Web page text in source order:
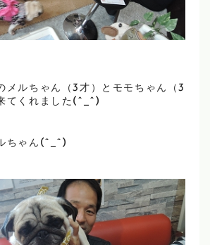
メルちゃん（3才）とモモちゃん（3
てくれました(^_^)
ちゃん(^_^)